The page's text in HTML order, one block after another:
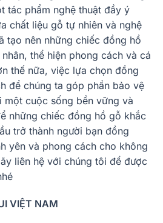
tác phẩm nghệ thuật đầy ý
chất liệu gỗ tự nhiên và nghệ
tạo nên những chiếc đồng hồ
thể hiện phong cách và cá
thế nữa, việc lựa chọn đồng
để chúng ta góp phần bảo vệ
một cuộc sống bền vững và
những chiếc đồng hồ gỗ khắc
trở thành người bạn đồng
yên và phong cách cho không
liên hệ với chúng tôi để được
VIỆT NAM